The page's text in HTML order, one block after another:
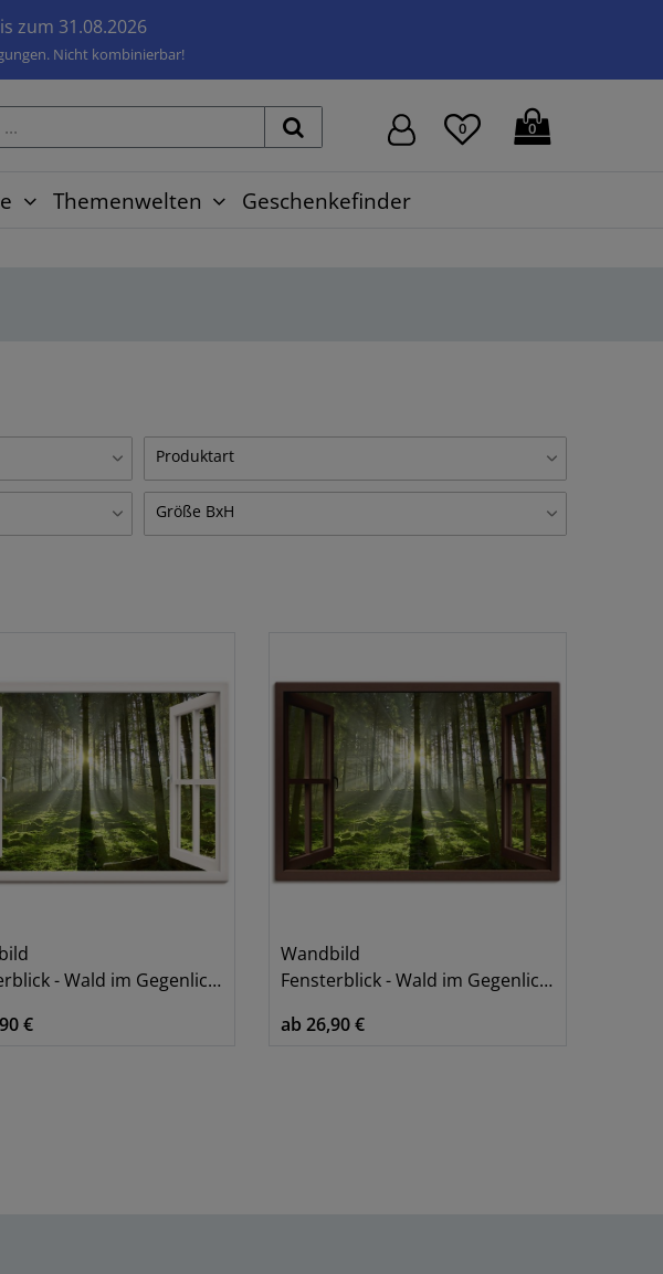
zum 31.08.2026
Nicht kombinierbar!
0 0
Themenwelten Geschenkefinder
2
Produktart
Alubild
2
Wandfolie, selbstklebend 1
Größe BxH
100x70 cm 1
- Wald im Gegenlicht, weiß
€
Wandbild
Fensterblick - Wald im Gegenlicht, braun
ab 26,90 €